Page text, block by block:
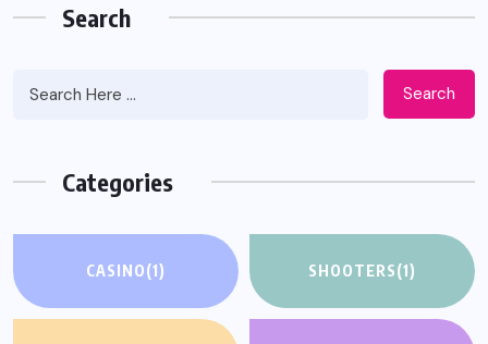
Search
Search
Categories
CASINO(1) SHOOTERS(1)